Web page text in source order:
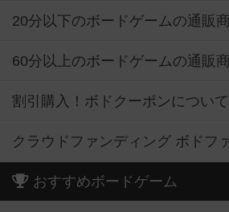
20分以下のボードゲームの通販
60分以上のボードゲームの通販
割引購入！ボドクーポンについて
クラウドファンディング ボドフ
おすすめボードゲーム